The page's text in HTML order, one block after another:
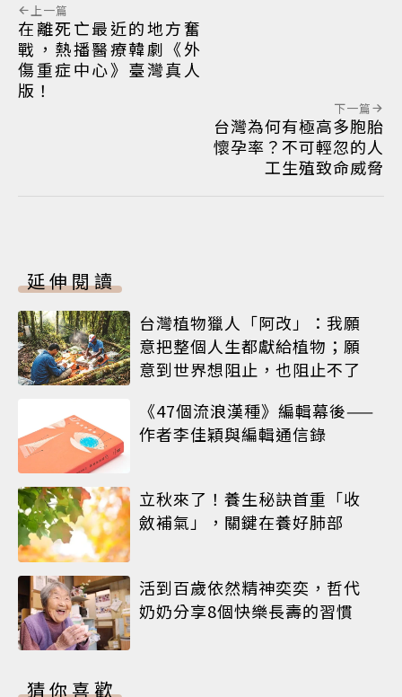
上一篇
在離死亡最近的地方奮
戰，熱播醫療韓劇《外
傷重症中心》臺灣真人
版！
下一篇
台灣為何有極高多胞胎
懷孕率？不可輕忽的人
工生殖致命威脅
延伸閱讀
台灣植物獵人「阿改」：我願
意把整個人生都獻給植物；願
意到世界想阻止，也阻止不了
《47個流浪漢種》編輯幕後——
作者李佳穎與編輯通信錄
立秋來了！養生秘訣首重「收
斂補氣」，關鍵在養好肺部
活到百歲依然精神奕奕，哲代
奶奶分享8個快樂長壽的習慣
猜你喜歡